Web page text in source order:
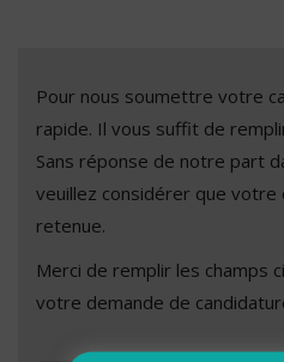
Pour nous soumettre votre
rapide. Il vous suffit de
Sans réponse de notre part
veuillez considérer que votre
retenue.
Merci de remplir les champs
votre demande de